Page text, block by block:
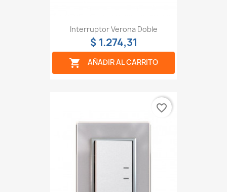
Interruptor Verona Doble
$ 1.274,31
 AÑADIR AL CARRITO
favorite_border